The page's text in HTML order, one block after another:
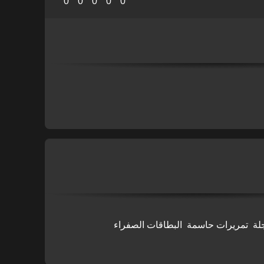
تمريرات حاسمة
البطاقات الصفراء